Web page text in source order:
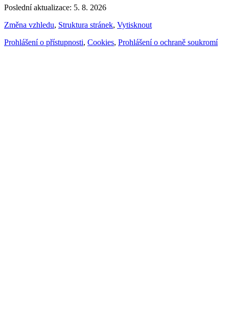
Poslední aktualizace: 5. 8. 2026
Změna vzhledu, Struktura stránek, Vytisknout
Prohlášení o přístupnosti, Cookies, Prohlášení o ochraně soukromí